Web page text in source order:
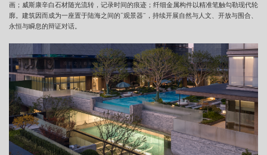
画；威斯康辛白石材随光流转，记录时间的痕迹；纤细金属构件以精准笔触勾勒现代轮
廓。建筑因而成为一座置于陆海之间的“观景器”，持续开展自然与人文、开放与围合、
永恒与瞬息的辩证对话。